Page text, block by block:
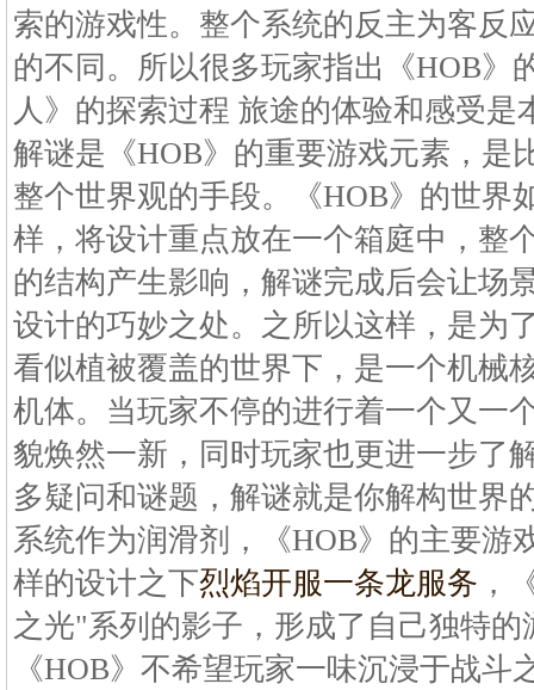
索的游戏性。整个系统的反主为客反
的不同。所以很多玩家指出《HOB》
人》的探索过程 旅途的体验和感受是
解谜是《HOB》的重要游戏元素，是
整个世界观的手段。《HOB》的世界
样，将设计重点放在一个箱庭中，整
的结构产生影响，解谜完成后会让场
设计的巧妙之处。之所以这样，是为
看似植被覆盖的世界下，是一个机械
机体。当玩家不停的进行着一个又一
貌焕然一新，同时玩家也更进一步了
多疑问和谜题，解谜就是你解构世界
系统作为润滑剂，《HOB》的主要游
样的设计之下烈焰开服一条龙服务 ，
之光"系列的影子，形成了自己独特
《HOB》不希望玩家一味沉浸于战